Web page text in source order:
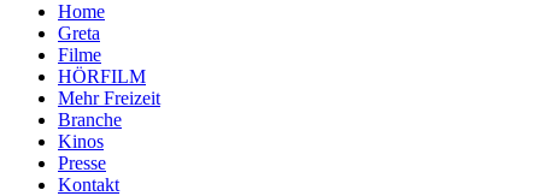
Home
Greta
Filme
HÖRFILM
Mehr Freizeit
Branche
Kinos
Presse
Kontakt